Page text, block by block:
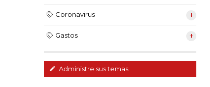
Coronavirus
Gastos
Administre sus temas